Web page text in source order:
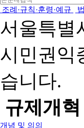
조례·규칙·훈령·예규
서울특별
시민권익
습니다.
규제개혁
개념 및 의의